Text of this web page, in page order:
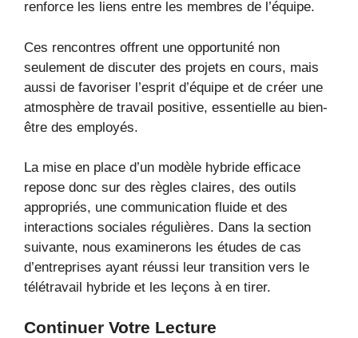
renforce les liens entre les membres de l’équipe.
Ces rencontres offrent une opportunité non
seulement de discuter des projets en cours, mais
aussi de favoriser l’esprit d’équipe et de créer une
atmosphère de travail positive, essentielle au bien-
être des employés.
La mise en place d’un modèle hybride efficace
repose donc sur des règles claires, des outils
appropriés, une communication fluide et des
interactions sociales régulières. Dans la section
suivante, nous examinerons les études de cas
d’entreprises ayant réussi leur transition vers le
télétravail hybride et les leçons à en tirer.
Continuer Votre Lecture